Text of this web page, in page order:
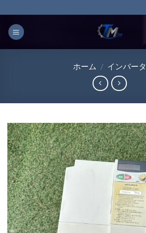
to
content
ホーム / インバータ